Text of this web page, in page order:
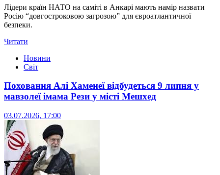
Лідери країн НАТО на саміті в Анкарі мають намір назвати
Росію “довгостроковою загрозою” для євроатлантичної
безпеки.
Читати
Новини
Світ
Поховання Алі Хаменеї відбудеться 9 липня у
мавзолеї імама Рези у місті Мешхед
03.07.2026, 17:00